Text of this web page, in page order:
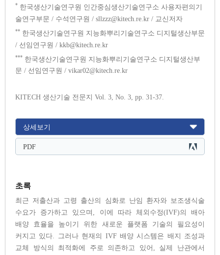
* 한국생산기술연구원 인간중심생산기술연구소 사용자편의기
술연구부문 / 수석연구원 / sllzzz@kitech.re.kr / 교신저자
** 한국생산기술연구원 지능화뿌리기술연구소 디지털생산부문
/ 선임연구원 / kkb@kitech.re.kr
*** 한국생산기술연구원 지능화뿌리기술연구소 디지털생산부
문 / 선임연구원 / vikar02@kitech.re.kr
KITECH 생산기술 전문지 Vol. 3, No. 3, pp. 31-37.
상세보기
PDF
초록
최근 저출산과 고령 출산의 심화로 난임 환자와 보조생식술
수요가 증가하고 있으며, 이에 따라 체외수정(IVF)의 배아
배양 효율을 높이기 위한 새로운 플랫폼 기술의 필요성이
커지고 있다. 그러나 현재의 IVF 배양 시스템은 배지 조성과
교체 방식의 최적화에 주로 의존하고 있어, 실제 난관에서